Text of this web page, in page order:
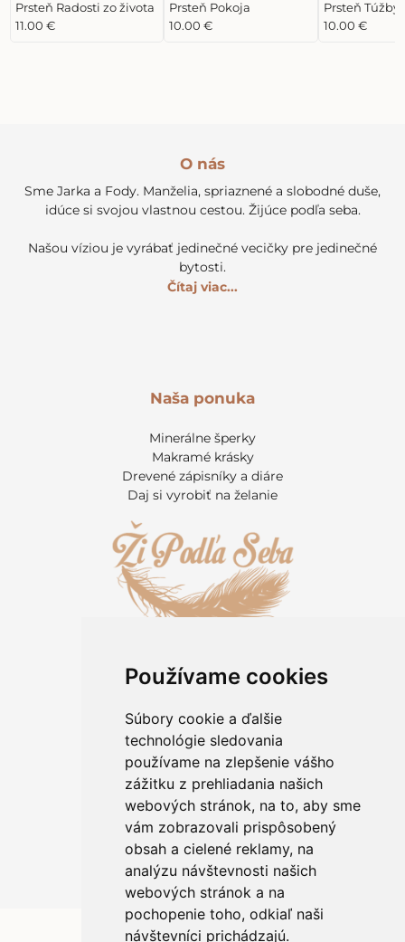
Používame cookies
Súbory cookie a ďalšie
technológie sledovania
používame na zlepšenie vášho
zážitku z prehliadania našich
webových stránok, na to, aby sme
vám zobrazovali prispôsobený
obsah a cielené reklamy, na
analýzu návštevnosti našich
webových stránok a na
pochopenie toho, odkiaľ naši
návštevníci prichádzajú.
Prsteň Radosti zo života
11.00 €
Prsteň Pokoja
10.00 €
Prsteň Túžby
10.00 €
O nás
Sme Jarka a Fody. Manželia, spriaznené a slobodné duše,
idúce si svojou vlastnou cestou. Žijúce podľa seba.
Našou víziou je vyrábať jedinečné vecičky pre jedinečné
bytosti.
Čítaj viac...
Naša ponuka
Minerálne šperky
Makramé krásky
Drevené zápisníky a diáre
Daj si vyrobiť na želanie
Informácie pre zákazníkov
Kontakt
O kameňoch
Rady a tipy
Obchodné podmienky
Ochrana osobných údajov
Informácie o použití cookies
Reklamácia/výmena tovaru
Odstúpiť od zmluvy